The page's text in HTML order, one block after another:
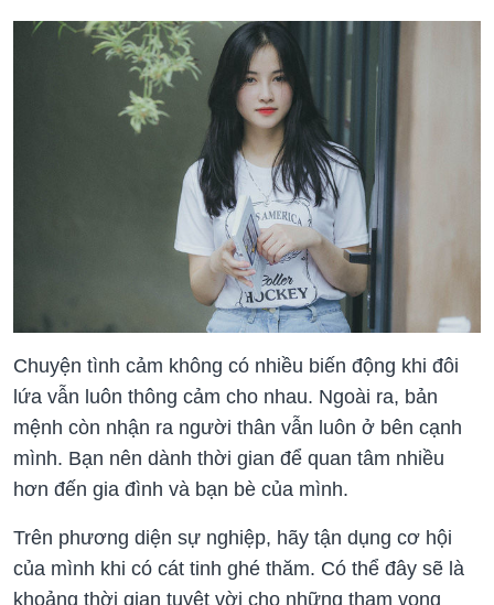
Chuyện tình cảm không có nhiều biến động khi đôi
lứa vẫn luôn thông cảm cho nhau. Ngoài ra, bản
mệnh còn nhận ra người thân vẫn luôn ở bên cạnh
mình. Bạn nên dành thời gian để quan tâm nhiều
hơn đến gia đình và bạn bè của mình.
Trên phương diện sự nghiệp, hãy tận dụng cơ hội
của mình khi có cát tinh ghé thăm. Có thể đây sẽ là
khoảng thời gian tuyệt vời cho những tham vọng